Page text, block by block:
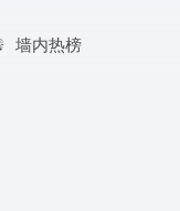
墙内热榜